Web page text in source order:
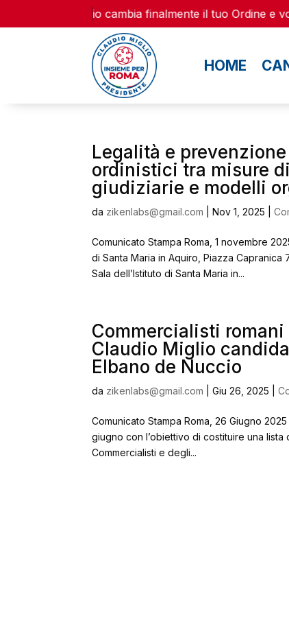
15 e 16 Gennaio cambia finalmente il tuo Ordine e
HOME
Legalità e
ordinistici tra misure
giudiziarie e modelli
da zikenlabs@gmail.com |Nov 1, 2025 |
Comunicato Stampa Roma, 1 novembre
di Santa Maria in Aquiro, Piazza
Sala dell’Istituto di Santa Maria in...
Commercialisti romani
Claudio Miglio
Elbano de Nuccio
da zikenlabs@gmail.com |Giu 26, 2025 |
Comunicato Stampa Roma, 26 Giugno
giugno con l’obiettivo di costituire una
Commercialisti e degli...